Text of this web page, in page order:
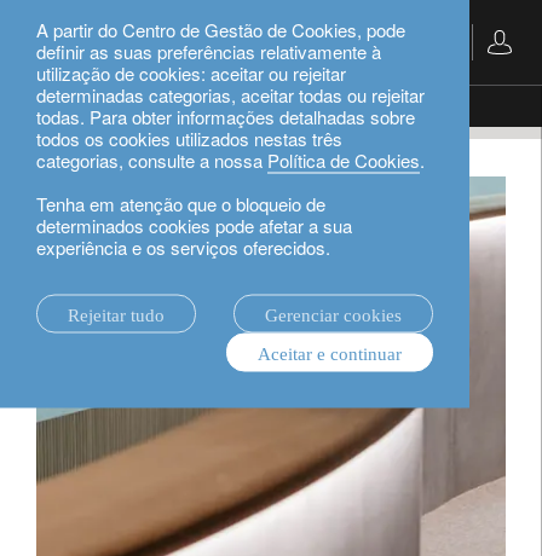
A partir do Centro de Gestão de Cookies, pode
definir as suas preferências relativamente à
utilização de cookies: aceitar ou rejeitar
determinadas categorias, aceitar todas ou rejeitar
todas. Para obter informações detalhadas sobre
todos os cookies utilizados nestas três
categorias, consulte a nossa Política de Cookies.
Tenha em atenção que o bloqueio de
determinados cookies pode afetar a sua
experiência e os serviços oferecidos.
Rejeitar tudo
Gerenciar cookies
Aceitar e continuar
Português
private banking. planejamento patrimonial.